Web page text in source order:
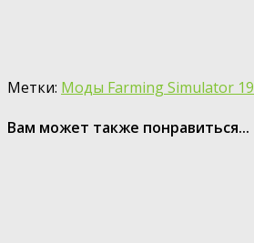
Метки: Моды Farming Simulator 19
Вам может также понравиться...